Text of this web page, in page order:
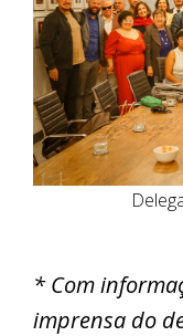
* Com
imprensa do